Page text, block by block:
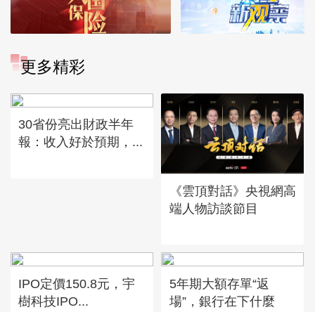
更多精彩
30省份亮出財政半年
報：收入好於預期，...
《雲頂對話》央視網高
端人物訪談節目
IPO定價150.8元，宇
樹科技IPO...
5年期大額存單“返
場”，銀行在下什麼